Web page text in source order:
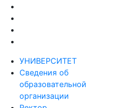
УНИВЕРСИТЕТ
Сведения об
образовательной
организации